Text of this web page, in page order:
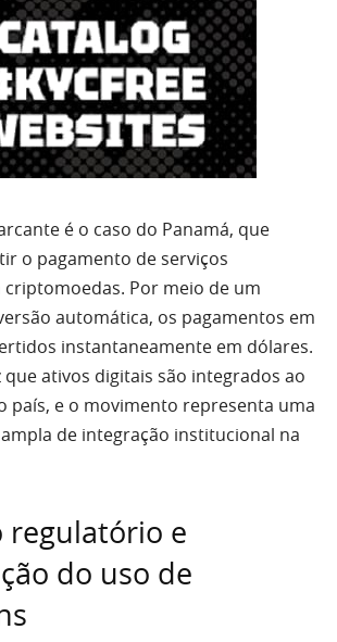
é o caso do Panamá, que
o pagamento de serviços
Por meio de um
automática, os pagamentos em
instantaneamente em dólares.
que ativos digitais são integrados ao
país, e o movimento representa uma
de integração institucional na
regulatório e
do uso de